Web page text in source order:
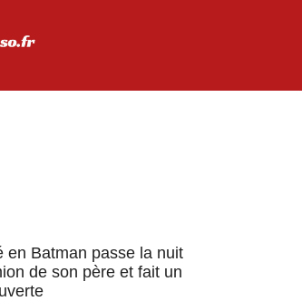
en Batman passe la nuit
de son père et fait un